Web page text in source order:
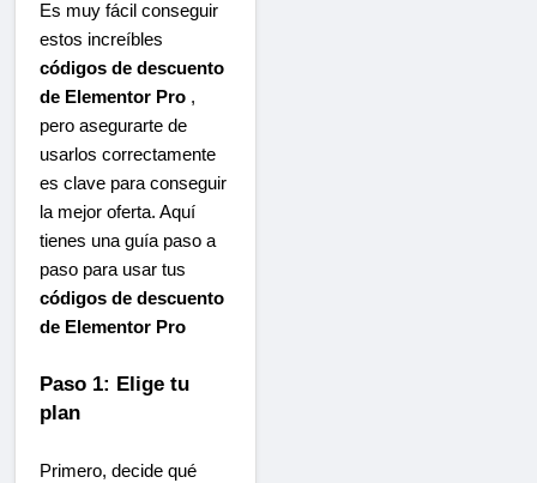
Es muy fácil conseguir
estos increíbles
códigos de descuento
de Elementor Pro ,
pero asegurarte de
usarlos correctamente
es clave para conseguir
la mejor oferta. Aquí
tienes una guía paso a
paso para usar tus
códigos de descuento
de Elementor Pro
Paso 1: Elige tu
plan
Primero, decide qué